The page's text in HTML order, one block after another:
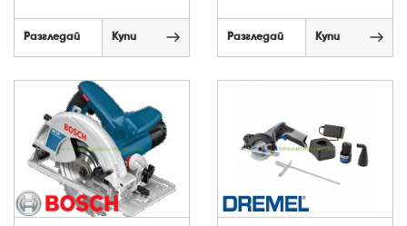
Разгледай Купи Разгледай Купи